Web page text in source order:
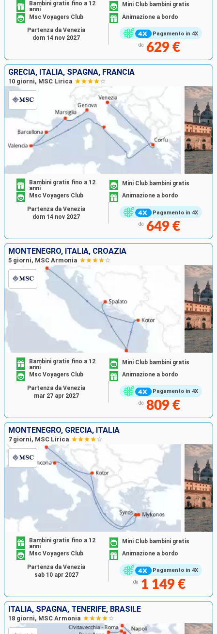
Pagamento in 4X
Bambini gratis fino a 12
anni
Mini Club bambini gratis
Msc Voyagers Club
Animazione a bordo
da 629 €
Partenza da Venezia
dom 14 nov 2027
GRECIA, ITALIA, SPAGNA, FRANCIA
10 giorni, MSC Lirica
Pagamento in 4X
Bambini gratis fino a 12
anni
Mini Club bambini gratis
Msc Voyagers Club
Animazione a bordo
da 649 €
Partenza da Venezia
dom 14 nov 2027
MONTENEGRO, ITALIA, CROAZIA
5 giorni, MSC Armonia
Pagamento in 4X
Bambini gratis fino a 12
anni
Mini Club bambini gratis
Msc Voyagers Club
Animazione a bordo
da 809 €
Partenza da Venezia
mar 27 apr 2027
MONTENEGRO, GRECIA, ITALIA
7 giorni, MSC Lirica
Pagamento in 4X
Bambini gratis fino a 12
anni
Mini Club bambini gratis
Msc Voyagers Club
Animazione a bordo
da 1 149 €
Partenza da Venezia
sab 10 apr 2027
ITALIA, SPAGNA, TENERIFE, BRASILE
18 giorni, MSC Armonia